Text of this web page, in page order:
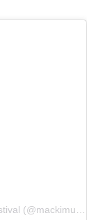
Une publication partagée par Macki Music Festival (@mackimusicfestival)